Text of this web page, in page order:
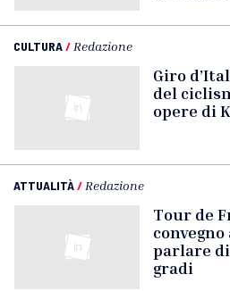
CULTURA/ Redazione
Giro
del
opere di
ATTUALITÀ/ Redazione
Tour de
parlare
gradi